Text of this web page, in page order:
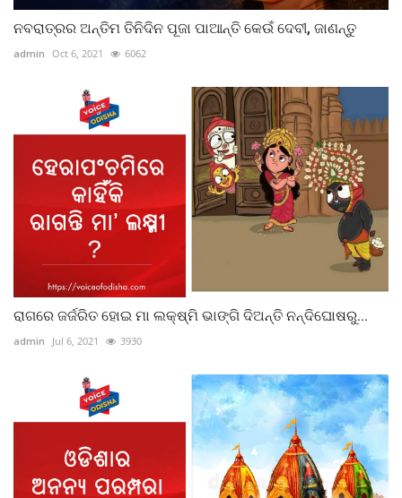
ନବରାତ୍ରର ଅନ୍ତିମ ତିନିଦିନ ପୂଜା ପାଆନ୍ତି କେଉଁ ଦେବୀ, ଜାଣନ୍ତୁ
admin Oct 6, 2021 6062
ରାଗରେ ଜର୍ଜରିତ ହୋଇ ମା ଲକ୍ଷ୍ମି ଭାଙ୍ଗି ଦିଅନ୍ତି ନନ୍ଦିଘୋଷରୁ...
admin Jul 6, 2021 3930